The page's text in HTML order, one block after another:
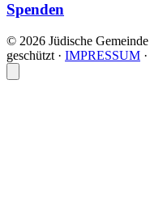
Spenden
© 2026 Jüdische
geschützt · IMPRESSUM ·